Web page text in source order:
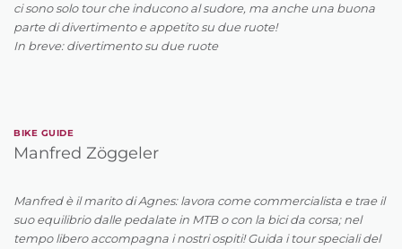
ci sono solo tour che inducono al sudore, ma anche una buona
parte di divertimento e appetito su due ruote!
In breve: divertimento su due ruote
BIKE GUIDE
Manfred Zöggeler
Manfred è il marito di Agnes: lavora come commercialista e trae il
suo equilibrio dalle pedalate in MTB o con la bici da corsa; nel
tempo libero accompagna i nostri ospiti! Guida i tour speciali del